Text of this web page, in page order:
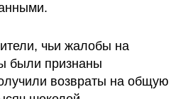
чьи жалобы на
были признаны
возвраты на общую